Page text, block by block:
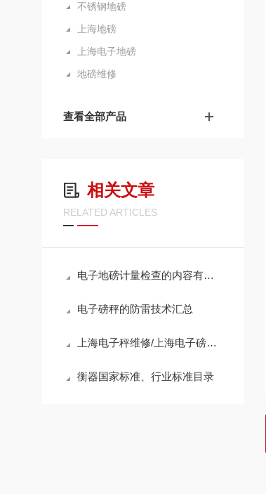
不锈钢地磅
上海地磅
上海电子地磅
地磅维修
查看全部产品
相关文章
RELATED ARTICLES
电子地磅计量检查的内容有哪些？
电子磅秤的防雷技术汇总
上海电子秤维修/上海电子磅维修/上海电子称维修
衡器国家标准、行业标准目录